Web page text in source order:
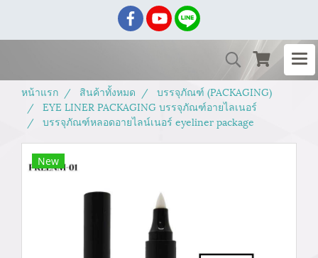
หน้าแรก สินค้าทั้งหมด
บรรจุภัณฑ์ (PACKAGING)
EYE LINER PACKAGING บรรจุภัณฑ์อายไลเนอร์
บรรจุภัณฑ์หลอดอายไลน์เนอร์ eyeliner package
New